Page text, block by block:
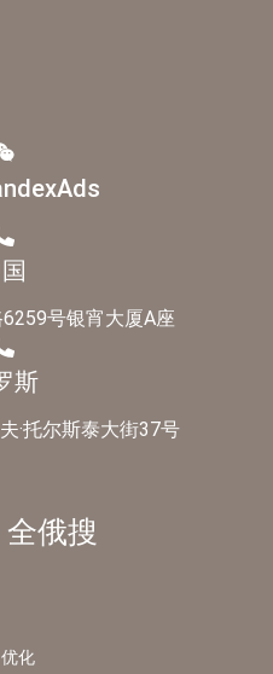
6259号银宵大厦A座
斯
·托尔斯泰大街37号
全俄搜
化